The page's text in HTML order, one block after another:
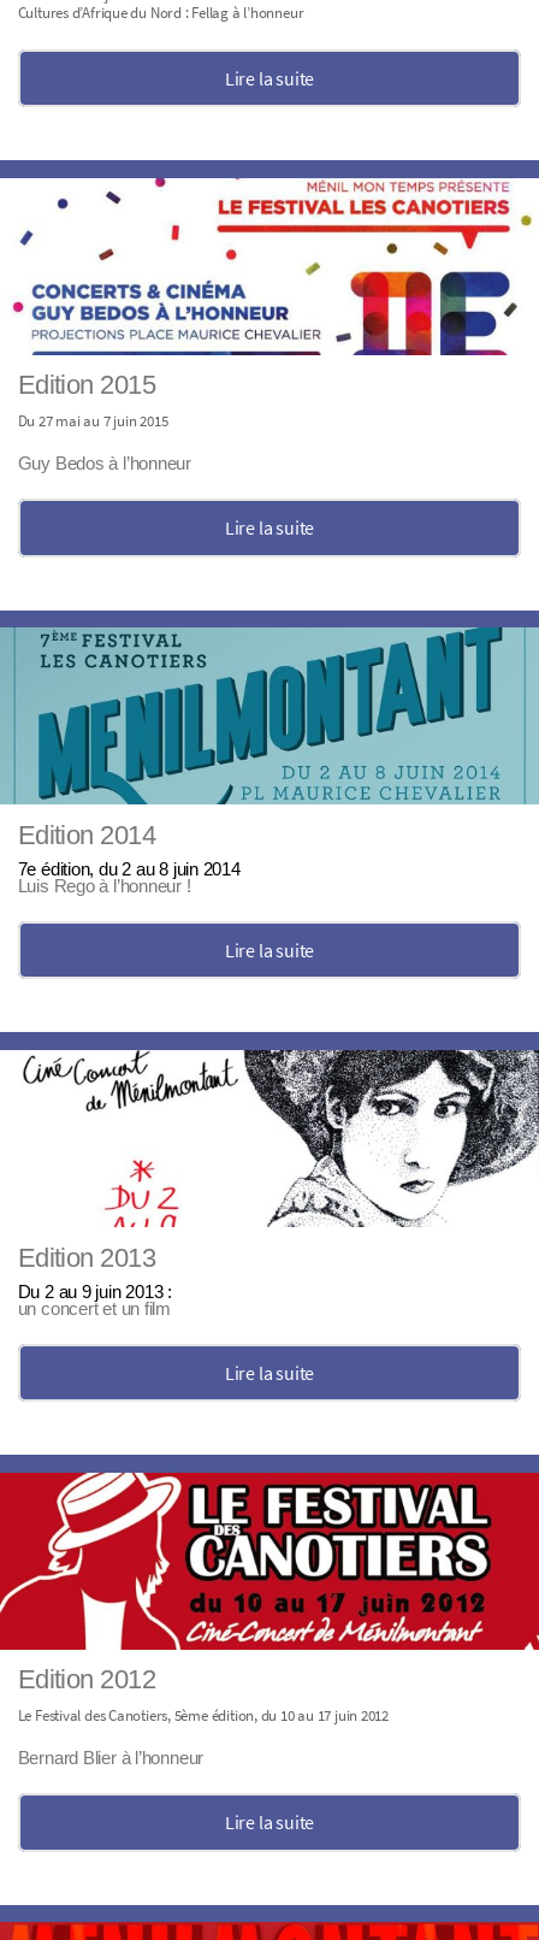
Cultures d’Afrique du Nord : Fellag à l’honneur
Lire la suite
Edition 2015
Du 27 mai au 7 juin 2015
Guy Bedos à l’honneur
Lire la suite
Edition 2014
7e édition, du 2 au 8 juin 2014
Luis Rego à l’honneur !
Lire la suite
Edition 2013
Du 2 au 9 juin 2013 :
un concert et un film
Lire la suite
Edition 2012
Le Festival des Canotiers, 5ème édition, du 10 au 17 juin 2012
Bernard Blier à l’honneur
Lire la suite